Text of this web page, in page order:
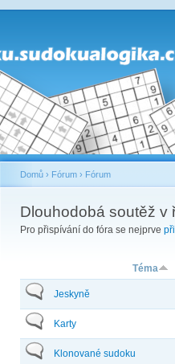
Domů › Fórum › Fórum
Dlouhodobá soutěž v
Pro přispívání do fóra se nejprve
Téma
Jeskyně
Karty
Klonované sudoku